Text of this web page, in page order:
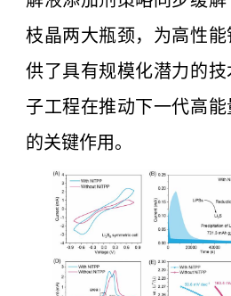
枝晶两大瓶颈，为高性
供了具有规模化潜力的
子工程在推动下一代高
的关键作用。